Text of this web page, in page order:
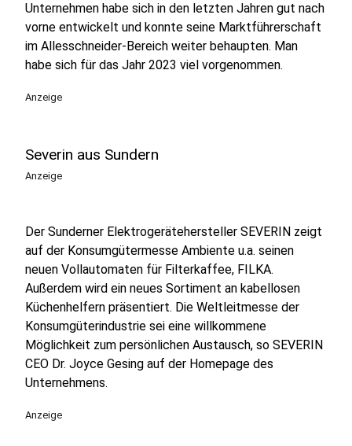
Unternehmen habe sich in den letzten Jahren gut nach
vorne entwickelt und konnte seine Marktführerschaft
im Allesschneider-Bereich weiter behaupten. Man
habe sich für das Jahr 2023 viel vorgenommen.
Anzeige
Severin aus Sundern
Anzeige
Der Sunderner Elektrogerätehersteller SEVERIN zeigt
auf der Konsumgütermesse Ambiente u.a. seinen
neuen Vollautomaten für Filterkaffee, FILKA.
Außerdem wird ein neues Sortiment an kabellosen
Küchenhelfern präsentiert. Die Weltleitmesse der
Konsumgüterindustrie sei eine willkommene
Möglichkeit zum persönlichen Austausch, so SEVERIN
CEO Dr. Joyce Gesing auf der Homepage des
Unternehmens.
Anzeige